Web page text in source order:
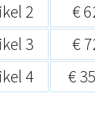
2
€
3
€
4
€